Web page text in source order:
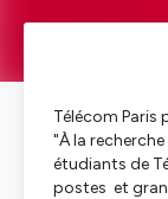
Télécom Paris
"À la
étudiants de
postes et